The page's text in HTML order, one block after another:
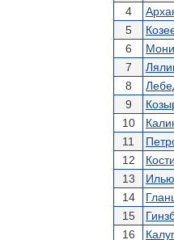
4
5
6
7
8
9
10
11
12
13
14
15
16